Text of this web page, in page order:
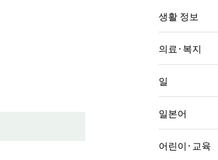
생활 정보
의료·복지
일
일본어
어린이·교육